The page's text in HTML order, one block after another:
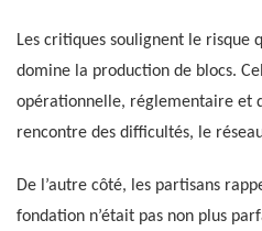
Les critiques soulignent le risque
domine la production de blocs.
opérationnelle, réglementaire et
rencontre des difficultés, le
De l’autre côté, les partisans
fondation n’était pas non plus